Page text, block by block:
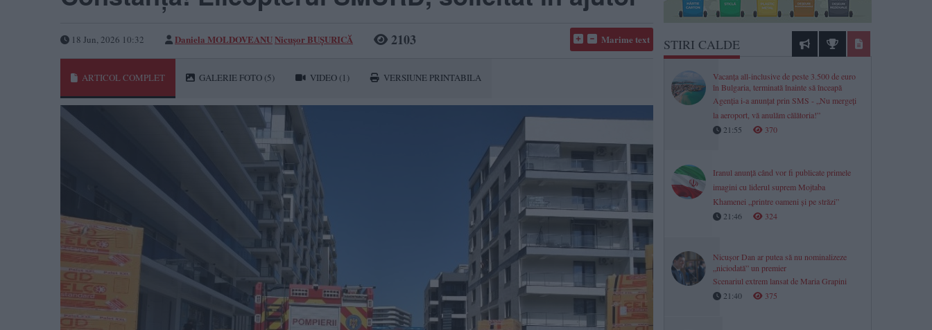
18 Jun, 2026 10:32 Daniela MOLDOVEANUNicușor BUȘURICĂ 2103 Marime text
ARTICOL COMPLET GALERIE FOTO (5) VIDEO (1) VERSIUNE PRINTABILA
STIRI CALDE
Vacanța all-inclusive de peste 3.500 de euro
în Bulgaria, terminată înainte să înceapă
Agenția i-a anunțat prin SMS - „Nu mergeți
la aeroport, vă anulăm călătoria!”
21:55
370
Iranul anunță când vor fi publicate primele
imagini cu liderul suprem Mojtaba
Khamenei „printre oameni şi pe străzi”
21:46
324
Nicușor Dan ar putea să nu nominalizeze
„niciodată” un premier
Scenariul extrem lansat de Maria Grapini
21:40
375